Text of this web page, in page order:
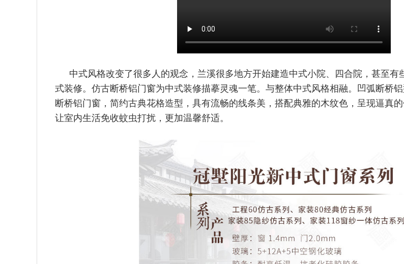
中式风格改变了很多人的观念，兰溪很多地方开始建造中式小院、四合院，甚至有
式装修。仿古断桥铝门窗为中式装修描摹灵魂一笔。与整体中式风格相融。凹弧断桥
断桥铝门窗，简约古典花格造型，具有流畅的线条美，搭配典雅的木纹色，呈现逼真
让室内生活免收蚊虫打扰，更加温馨舒适。